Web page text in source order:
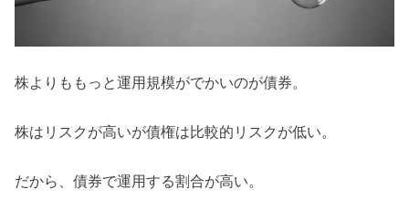
株よりももっと運用規模がでかいのが債券。
株はリスクが高いが債権は比較的リスクが低い。
だから、債券で運用する割合が高い。